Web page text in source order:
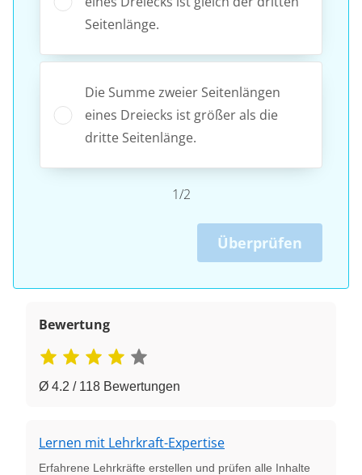
Seitenlänge.
Die Summe zweier Seitenlängen
eines Dreiecks ist größer als die
dritte Seitenlänge.
1/2
Überprüfen
Bewertung
Ø 4.2 / 118 Bewertungen
Lernen mit Lehrkraft-Expertise
Erfahrene Lehrkräfte erstellen und prüfen alle Inhalte